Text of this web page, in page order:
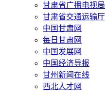
甘肃省广播电视局
甘肃省交通运输厅
中国甘肃网
每日甘肃网
中国发展网
中国经济导报
甘州新闻在线
西北人才网